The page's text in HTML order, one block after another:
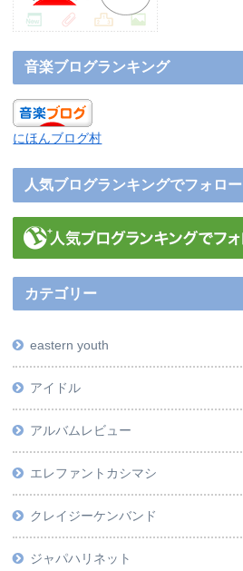
音楽ブログランキング
にほんブログ村
人気ブログランキングでフォロー
カテゴリー
eastern youth
アイドル
アルバムレビュー
エレファントカシマシ
クレイジーケンバンド
ジャパハリネット